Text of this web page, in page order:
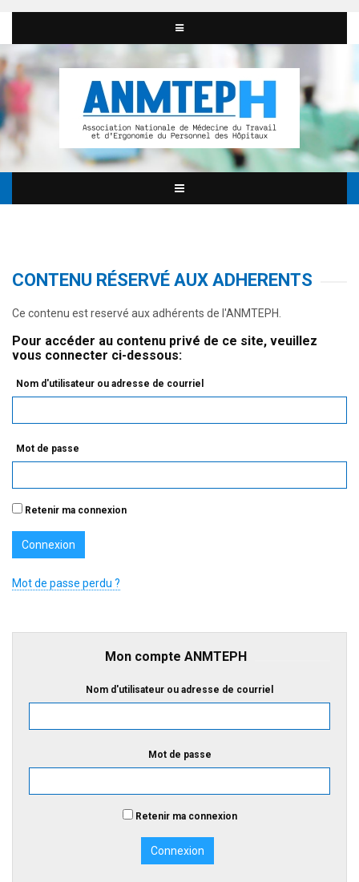
CONTENU RÉSERVÉ AUX ADHERENTS
Ce contenu est reservé aux adhérents de l'ANMTEPH.
Pour accéder au contenu privé de ce site, veuillez
vous connecter ci-dessous:
Nom d'utilisateur ou adresse de courriel
Mot de passe
Retenir ma connexion
Mot de passe perdu ?
Mon compte ANMTEPH
Nom d'utilisateur ou adresse de courriel
Mot de passe
Retenir ma connexion